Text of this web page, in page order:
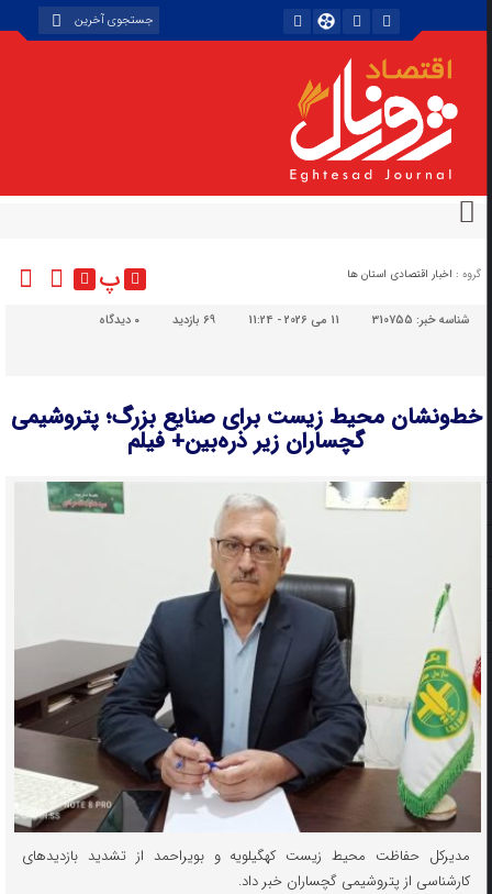
گروه : اخبار اقتصادی استان ها پ
شناسه خبر:310755 11 می 2026 - 11:24 69 بازدید دیدگاه
خط‌ونشان محیط زیست برای صنایع بزرگ؛ پتروشیمی
گچساران زیر ذره‌بین+ فیلم
مدیرکل حفاظت محیط زیست کهگیلویه و بویراحمد از تشدید بازدیدهای
کارشناسی از پتروشیمی گچساران خبر داد.